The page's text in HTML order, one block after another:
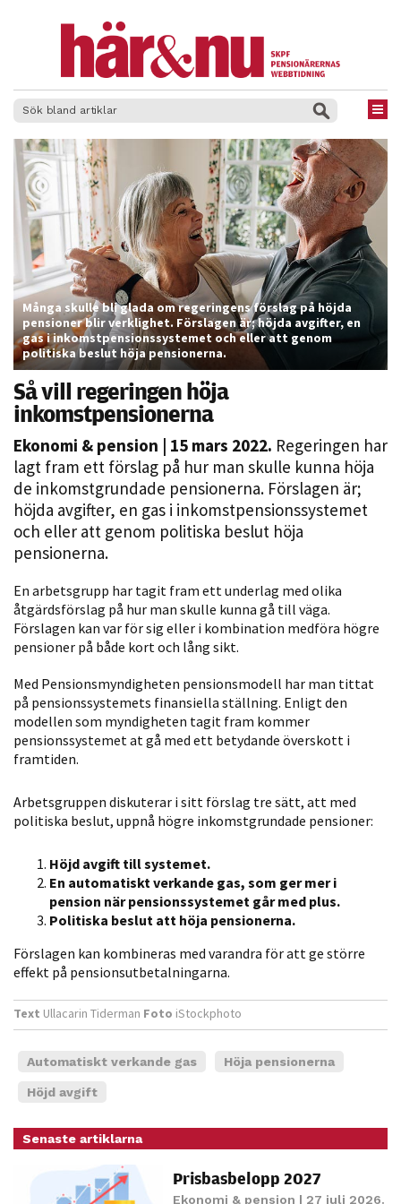
Många skulle bli glada om regeringens förslag på höjda
pensioner blir verklighet. Förslagen är; höjda avgifter, en
gas i inkomstpensionssystemet och eller att genom
politiska beslut höja pensionerna.
Så vill regeringen höja
inkomstpensionerna
Ekonomi & pension | 15 mars 2022. Regeringen har
lagt fram ett förslag på hur man skulle kunna höja
de inkomstgrundade pensionerna. Förslagen är;
höjda avgifter, en gas i inkomstpensionssystemet
och eller att genom politiska beslut höja
pensionerna.
En arbetsgrupp har tagit fram ett underlag med olika
åtgärdsförslag på hur man skulle kunna gå till väga.
Förslagen kan var för sig eller i kombination medföra högre
pensioner på både kort och lång sikt.
Med Pensionsmyndigheten pensionsmodell har man tittat
på pensionssystemets finansiella ställning. Enligt den
modellen som myndigheten tagit fram kommer
pensionssystemet at gå med ett betydande överskott i
framtiden.
Arbetsgruppen diskuterar i sitt förslag tre sätt, att med
politiska beslut, uppnå högre inkomstgrundade pensioner:
Höjd avgift till systemet.
En automatiskt verkande gas, som ger mer i
pension när pensionssystemet går med plus.
Politiska beslut att höja pensionerna.
Förslagen kan kombineras med varandra för att ge större
effekt på pensionsutbetalningarna.
Text Ullacarin Tiderman Foto iStockphoto
Automatiskt verkande gas Höja pensionerna
Höjd avgift
Senaste artiklarna
Prisbasbelopp 2027
Ekonomi & pension | 27 juli 2026.
Nödvändiga
Dessa kakor
går inte att
välja bort. De
att hemsidan
över huvud
taget ska
Statistik
förbättra
hemsidans
funktionalitet
och
baserat på
hur hemsidan
För att vår
hemsida ska
prestera så
bra som